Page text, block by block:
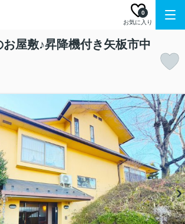
お気に入り
0
お屋敷♪昇降機付き矢板市中